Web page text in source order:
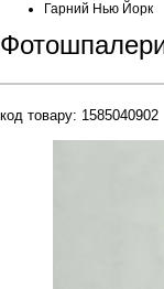
Гарний Нью Йорк
код товару: 1585040902